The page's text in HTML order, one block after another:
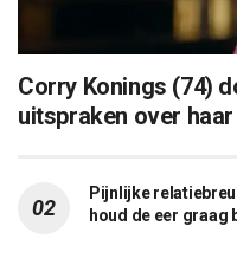
Corry Konings (74)
uitspraken over haar
Pijnlijke
houd de eer graag